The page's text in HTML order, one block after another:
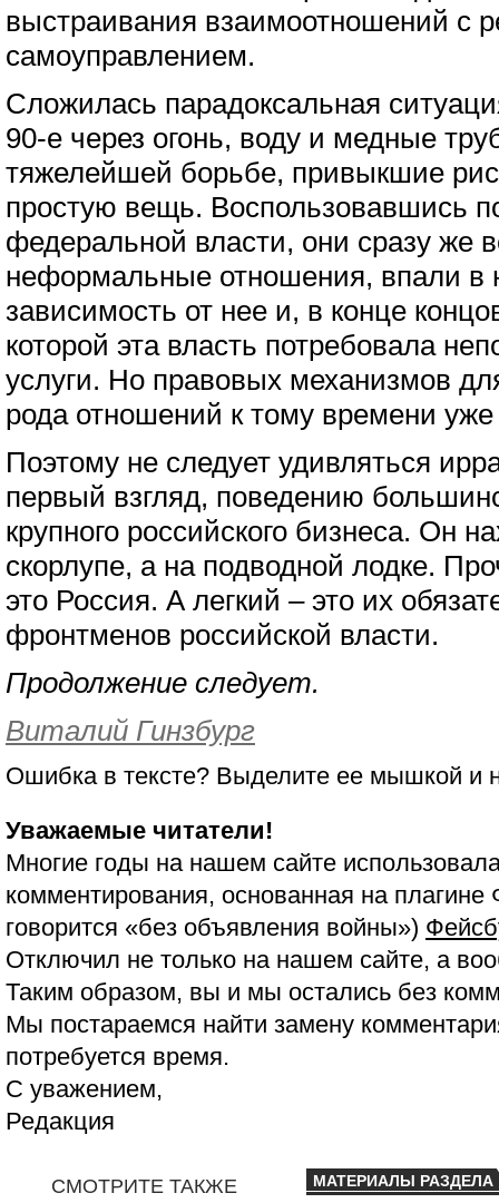
выстраивания взаимоотношений с
самоуправлением.
Сложилась парадоксальная
90-е через огонь, воду и медные
тяжелейшей борьбе, привыкшие
простую вещь. Воспользовавшись
федеральной власти, они сразу же
неформальные отношения, впали
зависимость от нее и, в конце
которой эта власть потребовала
услуги. Но правовых механизмов
рода отношений к тому времени уже
Поэтому не следует удивляться
первый взгляд, поведению
крупного российского бизнеса. Он
скорлупе, а на подводной лодке.
это Россия. А легкий – это их
фронтменов российской власти.
Продолжение следует.
Виталий Гинзбург
Ошибка в тексте? Выделите ее мышкой и
Уважаемые читатели!
Многие годы на нашем сайте
комментирования, основанная на
говорится «без объявления войны»)
Отключил не только на нашем сайте, а
Таким образом, вы и мы остались без
Мы постараемся найти замену
потребуется время.
С уважением,
Редакция
СМОТРИТЕ ТАКЖЕ МАТЕРИАЛЫ РАЗДЕЛА